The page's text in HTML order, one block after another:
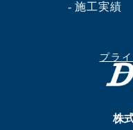
株
- 施工実績
プラ